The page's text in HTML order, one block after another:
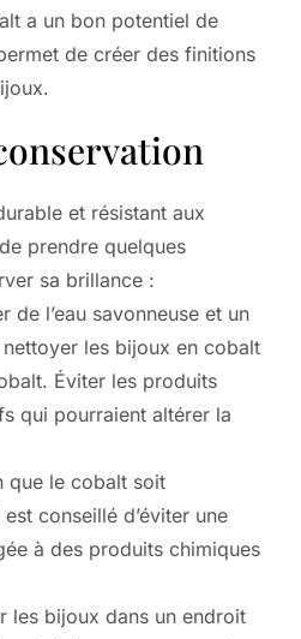
a un bon potentiel de
de créer des finitions
et résistant aux
prendre quelques
sa brillance :
de l’eau savonneuse et un
les bijoux en cobalt
Éviter les produits
qui pourraient altérer la
que le cobalt soit
conseillé d’éviter une
à des produits chimiques
les bijoux dans un endroit